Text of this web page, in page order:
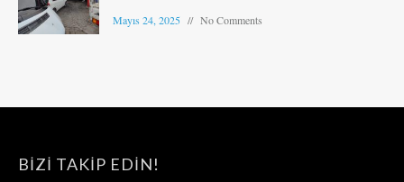
Mayıs 24, 2025 No Comments
BIZI TAKIP EDIN!